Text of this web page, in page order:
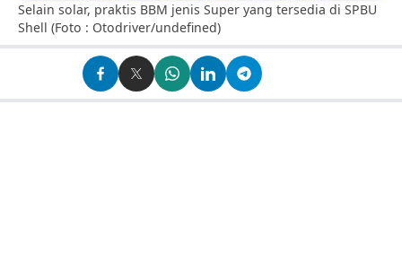
Selain solar, praktis BBM jenis Super yang tersedia di SPBU
Shell (Foto : Otodriver/undefined)